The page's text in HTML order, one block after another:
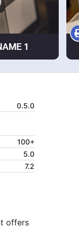
0.5.0
100+
5.0
7.2
offers